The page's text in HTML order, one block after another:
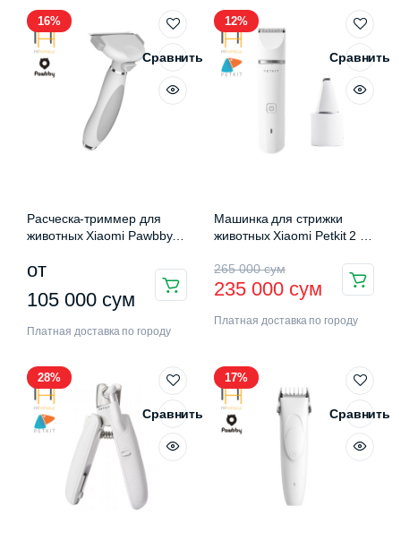
16%
Сравнить
Расческа-триммер для
животных Xiaomi Pawbby
от
105 000 сум
Этот
имеет
вариаций.
Опции
можно
странице
товара.
Платная доставка по городу
12%
Сравнить
Машинка для стрижки
животных Xiaomi Petkit 2 в
265 000сум
Первоначальная
цена
составляла
000 сум.
235 000 сум
Текущая
цена:
235
Платная доставка по городу
28%
Сравнить
17%
Сравнить